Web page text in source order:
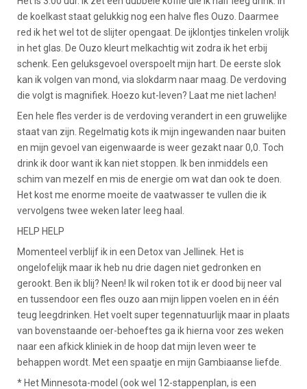
de koelkast staat gelukkig nog een halve fles Ouzo. Daarmee
red ik het wel tot de slijter opengaat. De ijklontjes tinkelen vrolijk
in het glas. De Ouzo kleurt melkachtig wit zodra ik het erbij
schenk. Een geluksgevoel overspoelt mijn hart. De eerste slok
kan ik volgen van mond, via slokdarm naar maag. De verdoving
die volgt is magnifiek. Hoezo kut-leven? Laat me niet lachen!
Een hele fles verder is de verdoving verandert in een gruwelijke
staat van zijn. Regelmatig kots ik mijn ingewanden naar buiten
en mijn gevoel van eigenwaarde is weer gezakt naar 0,0. Toch
drink ik door want ik kan niet stoppen. Ik ben inmiddels een
schim van mezelf en mis de energie om wat dan ook te doen.
Het kost me enorme moeite de vaatwasser te vullen die ik
vervolgens twee weken later leeg haal.
HELP HELP
Momenteel verblijf ik in een Detox van Jellinek. Het is
ongelofelijk maar ik heb nu drie dagen niet gedronken en
gerookt. Ben ik blij? Neen! Ik wil roken tot ik er dood bij neer val
en tussendoor een fles ouzo aan mijn lippen voelen en in één
teug leegdrinken. Het voelt super tegennatuurlijk maar in plaats
van bovenstaande oer-behoeftes ga ik hierna voor zes weken
naar een afkick kliniek in de hoop dat mijn leven weer te
behappen wordt. Met een spaatje en mijn Gambiaanse liefde.
* Het Minnesota-model (ook wel 12-stappenplan, is een